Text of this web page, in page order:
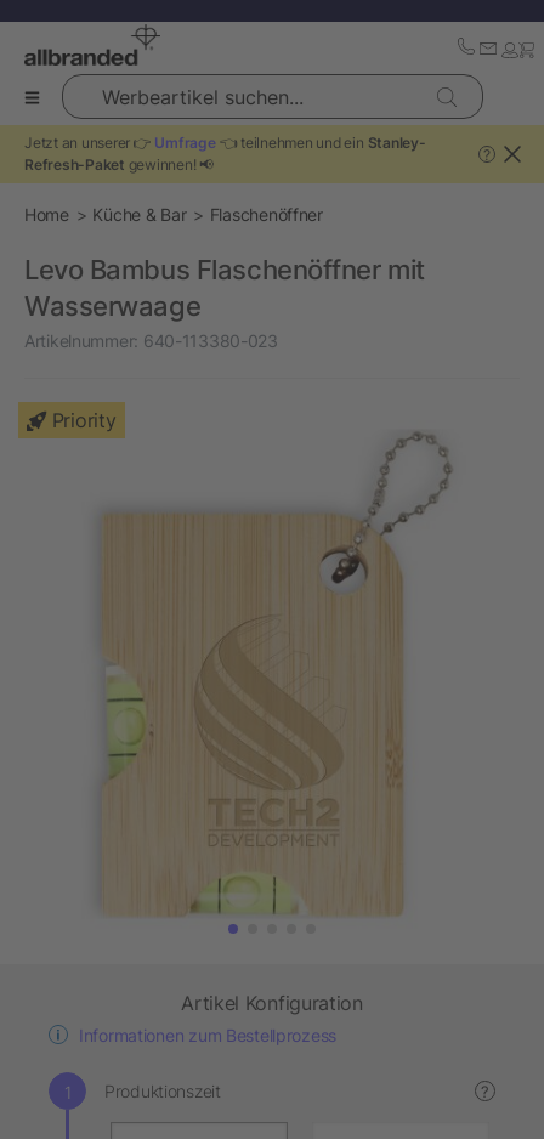
Werbeartikel suchen...
Jetzt an unserer 👉 Umfrage👈 teilnehmen und ein Stanley-
Refresh-Paket gewinnen! 📢
?
Home Küche & Bar Flaschenöffner
Levo Bambus Flaschenöffner mit
Wasserwaage
Artikelnummer: 640-113380-023
Priority
Artikel Konfiguration
Informationen zum Bestellprozess
Produktionszeit ?